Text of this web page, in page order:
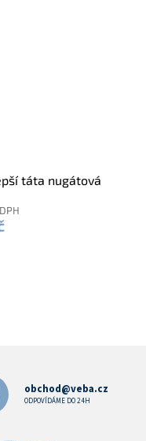
táta nugátová
obchod@veba.cz
ODPOVÍDÁME DO 24H